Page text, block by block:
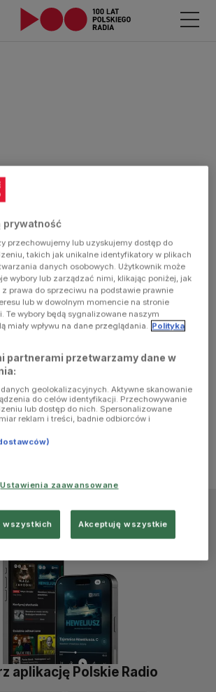
aplikację Polskie Radio
prywatność
przechowujemy lub uzyskujemy dostęp do
takich jak unikalne identyfikatory w plikach
danych osobowych. Użytkownik może
wybory lub zarządzać nimi, klikając poniżej, jak
prawa do sprzeciwu na podstawie prawnie
lub w dowolnym momencie na stronie
Te wybory będą sygnalizowane naszym
miały wpływu na dane przeglądania. Polityka
partnerami przetwarzamy dane w
danych geolokalizacyjnych. Aktywne skanowanie
do celów identyfikacji. Przechowywanie
lub dostęp do nich. Spersonalizowane
reklam i treści, badnie odbiorców i
Ustawienia zaawansowane
wszystkich Akceptuję wszystkie